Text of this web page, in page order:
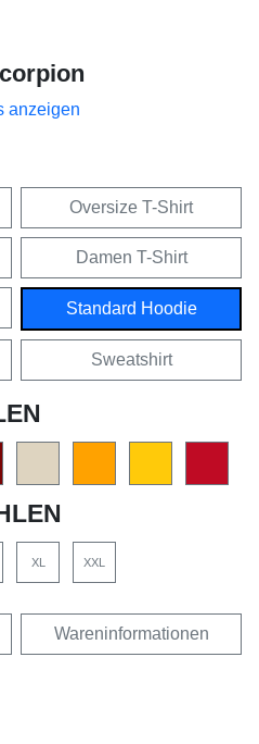
anzeigen
Oversize T-Shirt
Damen T-Shirt
Standard Hoodie
Sweatshirt
XL XXL
Wareninformationen